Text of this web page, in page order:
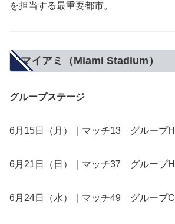
を担当する最重要都市。
マイアミ（Miami Stadium）
グループステージ
6月15日（月）｜マッチ13 グループH
6月21日（日）｜マッチ37 グループH
6月24日（水）｜マッチ49 グループC